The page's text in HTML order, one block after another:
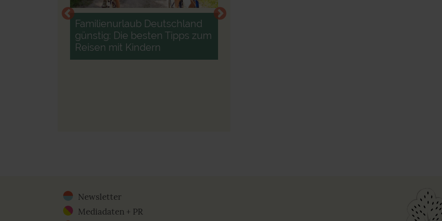
Familienurlaub Deutschland
günstig: Die besten Tipps zum
Reisen mit Kindern
FooterNewsletter
Mediadaten + PR